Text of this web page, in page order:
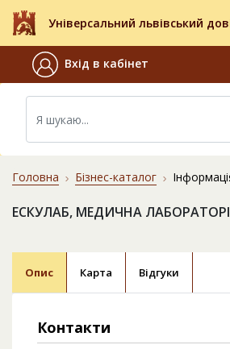
Універсальний львівський
Вхід в кабінет
Головна Бізнес-каталог
ЕСКУЛАБ, МЕДИЧНА
Опис Карта Відгуки
Контакти